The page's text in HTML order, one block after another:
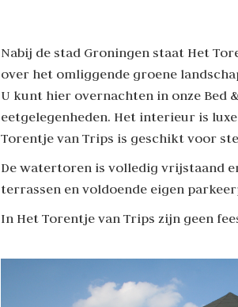
Nabij de stad Groningen staat Het
over het omliggende groene
U kunt hier overnachten in onze Bed
eetgelegenheden. Het interieur is
Torentje van Trips is geschikt voor
De watertoren is volledig vrijstaand
terrassen en voldoende eigen
In Het Torentje van Trips zijn geen